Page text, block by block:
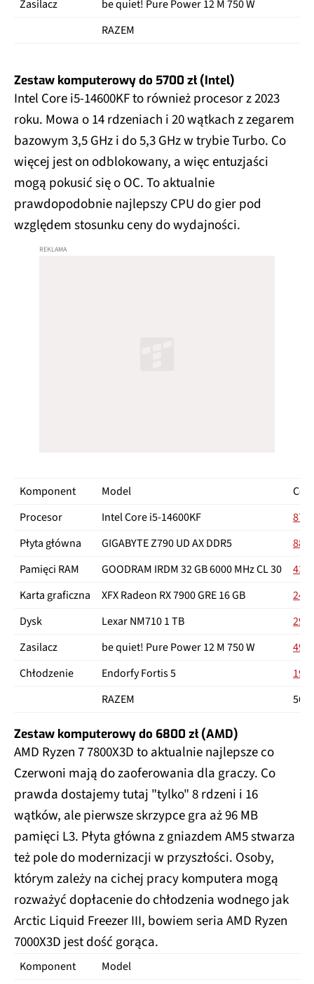
Zasilacz be quiet! Pure Power 12 M 750 W
RAZEM
Zestaw komputerowy do 5700 zł (Intel)
Intel Core i5-14600KF to również procesor z 2023
roku. Mowa o 14 rdzeniach i 20 wątkach z zegarem
bazowym 3,5 GHz i do 5,3 GHz w trybie Turbo. Co
więcej jest on odblokowany, a więc entuzjaści
mogą pokusić się o OC. To aktualnie
prawdopodobnie najlepszy CPU do gier pod
względem stosunku ceny do wydajności.
Komponent Model
Procesor
Intel Core i5-14600KF
879
Płyta główna
GIGABYTE Z790 UD AX DDR5
889
Pamięci RAM
GOODRAM IRDM 32 GB 6000 MHz CL 30
439
Karta graficzna
XFX Radeon RX 7900 GRE 16 GB
Dysk
Lexar NM710 1 TB
299
Zasilacz
be quiet! Pure Power 12 M 750 W
499
Chłodzenie
Endorfy Fortis 5
199
RAZEM
Zestaw komputerowy do 6800 zł (AMD)
AMD Ryzen 7 7800X3D to aktualnie najlepsze co
Czerwoni mają do zaoferowania dla graczy. Co
prawda dostajemy tutaj "tylko" 8 rdzeni i 16
wątków, ale pierwsze skrzypce gra aż 96 MB
pamięci L3. Płyta główna z gniazdem AM5 stwarza
też pole do modernizacji w przyszłości. Osoby,
którym zależy na cichej pracy komputera mogą
rozważyć dopłacenie do chłodzenia wodnego jak
Arctic Liquid Freezer III, bowiem seria AMD Ryzen
7000X3D jest dość gorąca.
Komponent Model